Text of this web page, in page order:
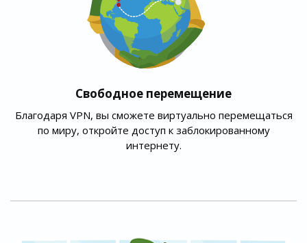
Свободное перемещение
Благодаря VPN, вы сможете виртуально перемещаться
по миру, откройте доступ к заблокированному
интернету.